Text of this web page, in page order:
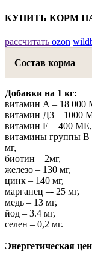
КУПИТЬ КОРМ
рассчитать ozon
Состав корма
Добавки на 1 кг:
витамин А – 18 000
витамин Д3 – 1000
витамин Е – 400 МЕ,
витамины группы
мг,
биотин – 2мг,
железо – 130 мг,
цинк – 140 мг,
марганец –- 25 мг,
медь – 13 мг,
йод – 3.4 мг,
селен – 0,2 мг.
Энергетическая